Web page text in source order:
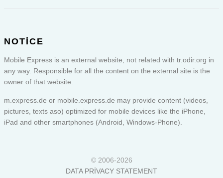
NOTICE
Mobile Express is an external website, not related with tr.odir.org in
any way. Responsible for all the content on the external site is the
owner of that website.
m.express.de or mobile.express.de may provide content (videos,
pictures, texts aso) optimized for mobile devices like the iPhone,
iPad and other smartphones (Android, Windows-Phone).
© 2006-2026
DATA PRIVACY STATEMENT